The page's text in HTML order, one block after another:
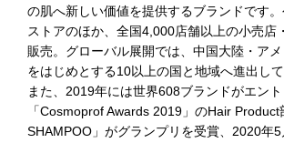
の肌へ新しい価値を提供するブランドです
ストアのほか、全国4,000店舗以上の小売店
販売。グローバル展開では、中国大陸・ア
をはじめとする10以上の国と地域へ進出して
また、2019年には世界608ブランドがエン
「Cosmoprof Awards 2019」のHair
SHAMPOO」がグランプリを受賞、2020年